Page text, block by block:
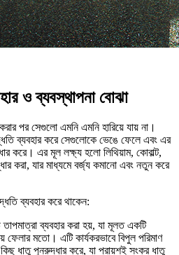
ও ব্যবস্থাপনা বোঝা
পর সেগুলো এমনি এমনি হারিয়ে যায় না।
ব্যবহার করে সেগুলোকে ভেঙে ফেলে এবং এর
করে। এর মূল লক্ষ্য হলো লিথিয়াম, কোবাল্ট,
করা, যার মাধ্যমে বর্জ্য কমানো এবং নতুন করে
ব্যবহার করে থাকেন:
ব্যবহার করা হয়, যা মূলত একটি
ফেলার মতো। এটি কার্যকরভাবে বিপুল পরিমাণ
কিছু ধাতু পুনরুদ্ধার করে, যা প্রায়শই সংকর ধাতু